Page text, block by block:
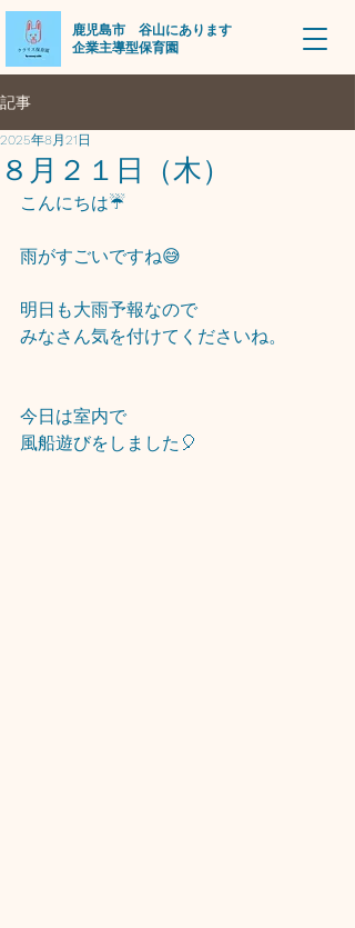
​鹿児島市 谷山にあります
企業主導型保育園
記事
８月２１日（木）
2025年8月21日
こんにちは☔
雨がすごいですね😅
明日も大雨予報なので
みなさん気を付けてくださいね。
今日は室内で
風船遊びをしました🎈